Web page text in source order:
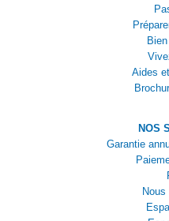
Aides
NOS
Garantie